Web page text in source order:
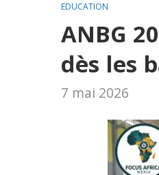
EDUCATION
ANBG
dès les
7 mai 2026